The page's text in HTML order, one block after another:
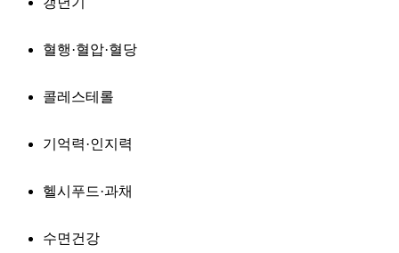
혈행·혈압·혈당
콜레스테롤
기억력·인지력
헬시푸드·과채
수면건강